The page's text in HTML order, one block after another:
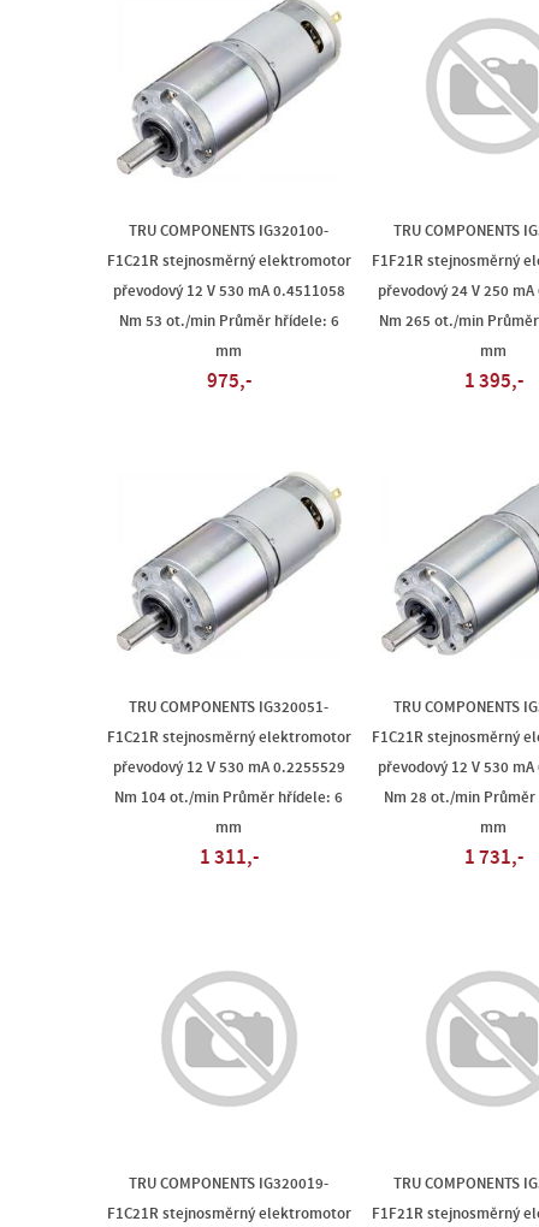
TRU COMPONENTS IG320100-
F1C21R stejnosměrný elektromotor
převodový 12 V 530 mA 0.4511058
Nm 53 ot./min Průměr hřídele: 6
mm
975,-
TRU COMPONENTS
F1F21R stejnosměrný
převodový 24 V 250
Nm 265 ot./min
mm
1 395,-
TRU COMPONENTS IG320051-
F1C21R stejnosměrný elektromotor
převodový 12 V 530 mA 0.2255529
Nm 104 ot./min Průměr hřídele: 6
mm
1 311,-
TRU COMPONENTS
F1C21R stejnosměrný
převodový 12 V 530
Nm 28 ot./min
mm
1 731,-
TRU COMPONENTS IG320019-
F1C21R stejnosměrný elektromotor
TRU COMPONENTS
F1F21R stejnosměrný